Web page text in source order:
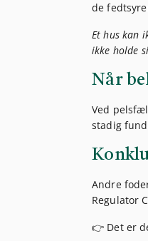
de
Et hus kan
ikke holde
Når
Ved
stadig
Andre
Regulator
👉 Det er